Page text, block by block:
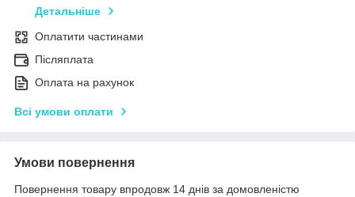
Детальніше
Оплатити частинами
Післяплата
Оплата на рахунок
Всі умови оплати
Умови повернення
Повернення товару впродовж 14 днів за домовленістю